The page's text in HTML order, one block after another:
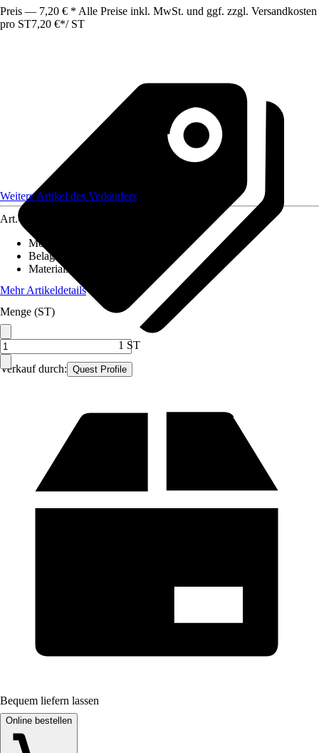
Preis — 7,20 € * Alle Preise inkl. MwSt. und ggf. zzgl. Versandkosten
pro ST7,20 €*/ ST
Verkauf durch: Quest Profile
Weitere Artikel des Verkäufers
Art.-Nr.
Montageart
Belagstärke
Materialspezifizierung
Mehr Artikeldetails
Menge (ST)
1 ST
Bequem liefern lassen
Online bestellen